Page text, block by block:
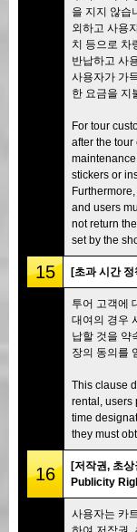
을 지지 않습
외하고 사용
치 등으로 차
반납하고 사
사용자가 가
한 요금을 지
For tour
after the
stickers or
and users
not return
set by the
15 [초과 시간
투어 고객에
대여의 경우
납할 것을 약
장의 동의를
This clause
rental, users
time
they must
16
[저작권, 초
Publicity
사용자는 카